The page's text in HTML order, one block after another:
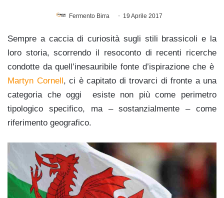
Fermento Birra 19 Aprile 2017
Sempre a caccia di curiosità sugli stili brassicoli e la
loro storia, scorrendo il resoconto di recenti ricerche
condotte da quell’inesauribile fonte d’ispirazione che è
Martyn Cornell, ci è capitato di trovarci di fronte a una
categoria che oggi esiste non più come perimetro
tipologico specifico, ma – sostanzialmente – come
riferimento geografico.